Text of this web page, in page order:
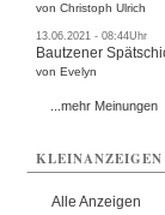
von Christoph Ulrich
13.06.2021 - 08:44Uhr
Bautzener
von Evelyn
...mehr Meinungen
KLEINANZEIGEN
Alle Anzeigen